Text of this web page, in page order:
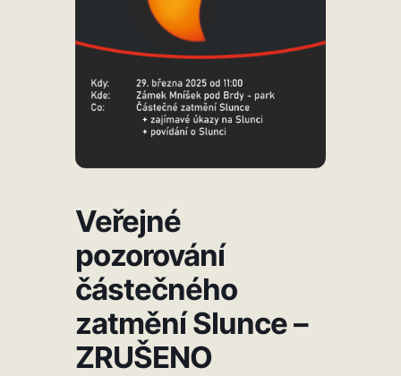
Veřejné
pozorování
částečného
zatmění Slunce –
ZRUŠENO